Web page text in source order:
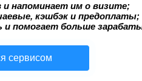
напоминает им о визите;
кэшбэк и предоплаты;
и помогает больше
сервисом